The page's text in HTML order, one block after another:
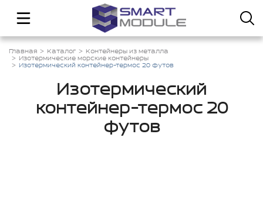
Главная Каталог
Контейнеры из металла
Изотермические морские контейнеры
Изотермический контейнер-термос 20 футов
Изотермический
контейнер-термос 20
футов